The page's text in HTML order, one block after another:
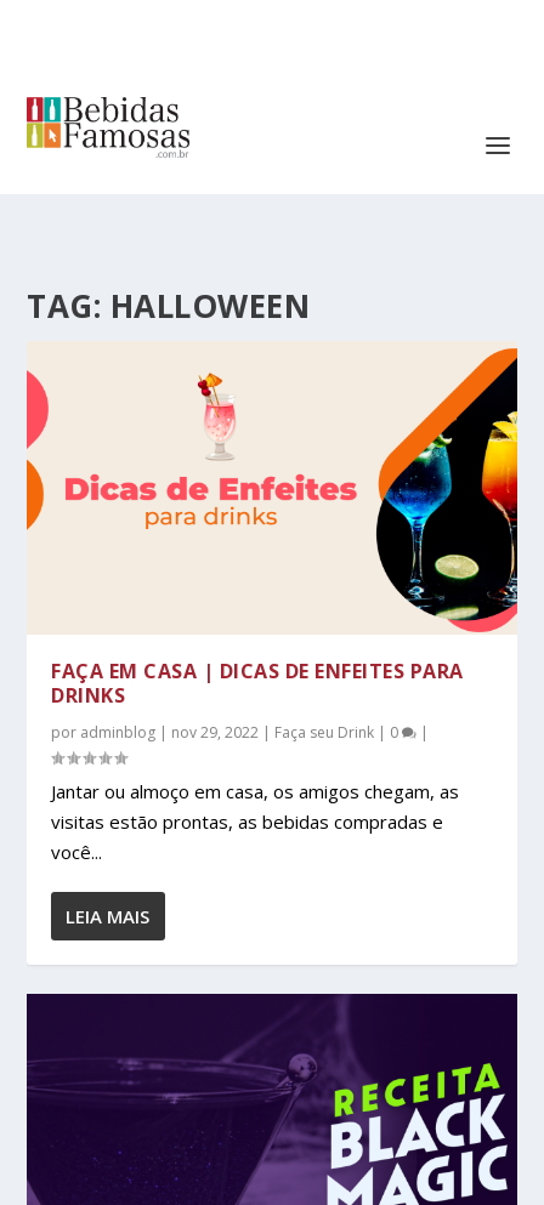
TAG: HALLOWEEN
FAÇA EM CASA | DICAS DE ENFEITES PARA
DRINKS
por adminblog | nov 29, 2022 | Faça seu Drink | 0 |
Jantar ou almoço em casa, os amigos chegam, as
visitas estão prontas, as bebidas compradas e
você...
LEIA MAIS